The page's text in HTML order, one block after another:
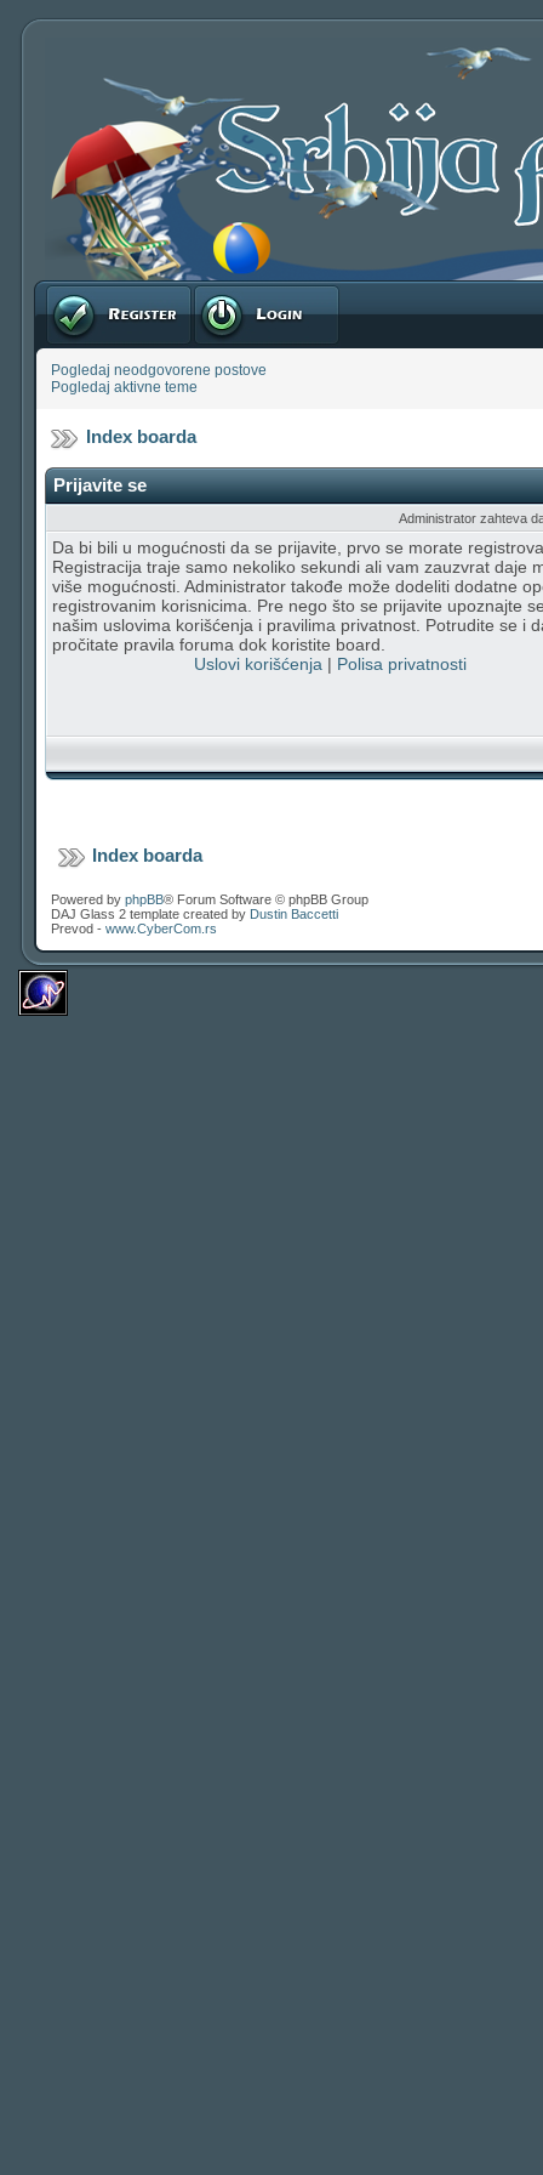
Registruj se Prijavite se
Pogledaj neodgovorene postove
Pogledaj aktivne teme
Index boarda
Prijavite se
Administrator zahteva
Da bi bili u mogućnosti da se prijavite, prvo se morate
Registracija traje samo nekoliko sekundi ali vam zauzvrat daje
više mogućnosti. Administrator takođe može dodeliti dodatne
registrovanim korisnicima. Pre nego što se prijavite upoznajte
našim uslovima korišćenja i pravilima privatnost. Potrudite se i
pročitate pravila foruma dok koristite board.
Uslovi korišćenja | Polisa privatnosti
Index boarda
Powered by phpBB® Forum Software © phpBB Group
DAJ Glass 2 template created by Dustin Baccetti
Prevod - www.CyberCom.rs